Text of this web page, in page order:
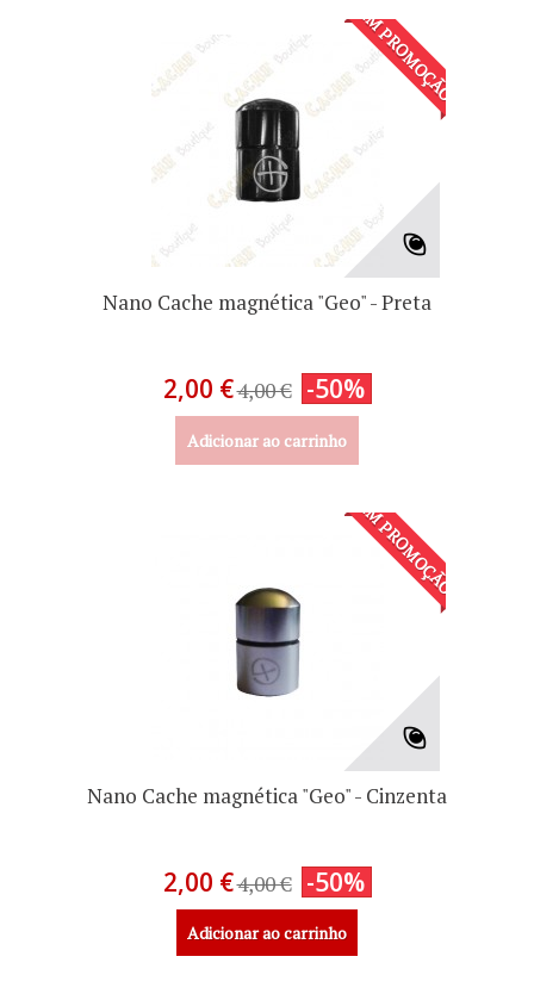
EM PROMOÇÃO!
Nano Cache magnética "Geo" - Preta
2,00 €4,00 € -50%
Adicionar ao carrinho
EM PROMOÇÃO!
Nano Cache magnética "Geo" - Cinzenta
2,00 €4,00 € -50%
Adicionar ao carrinho